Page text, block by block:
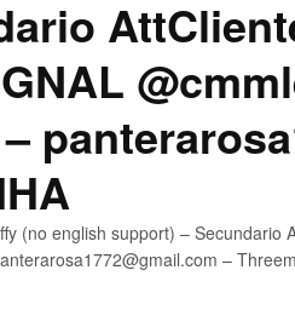
(no english support) – Secundario
–